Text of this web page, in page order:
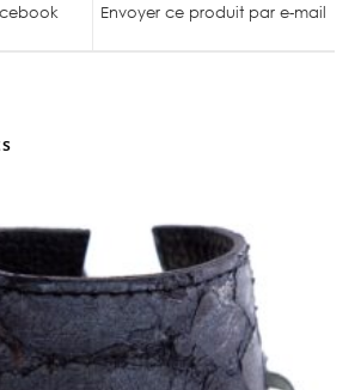
Envoyer ce produit par e-mail